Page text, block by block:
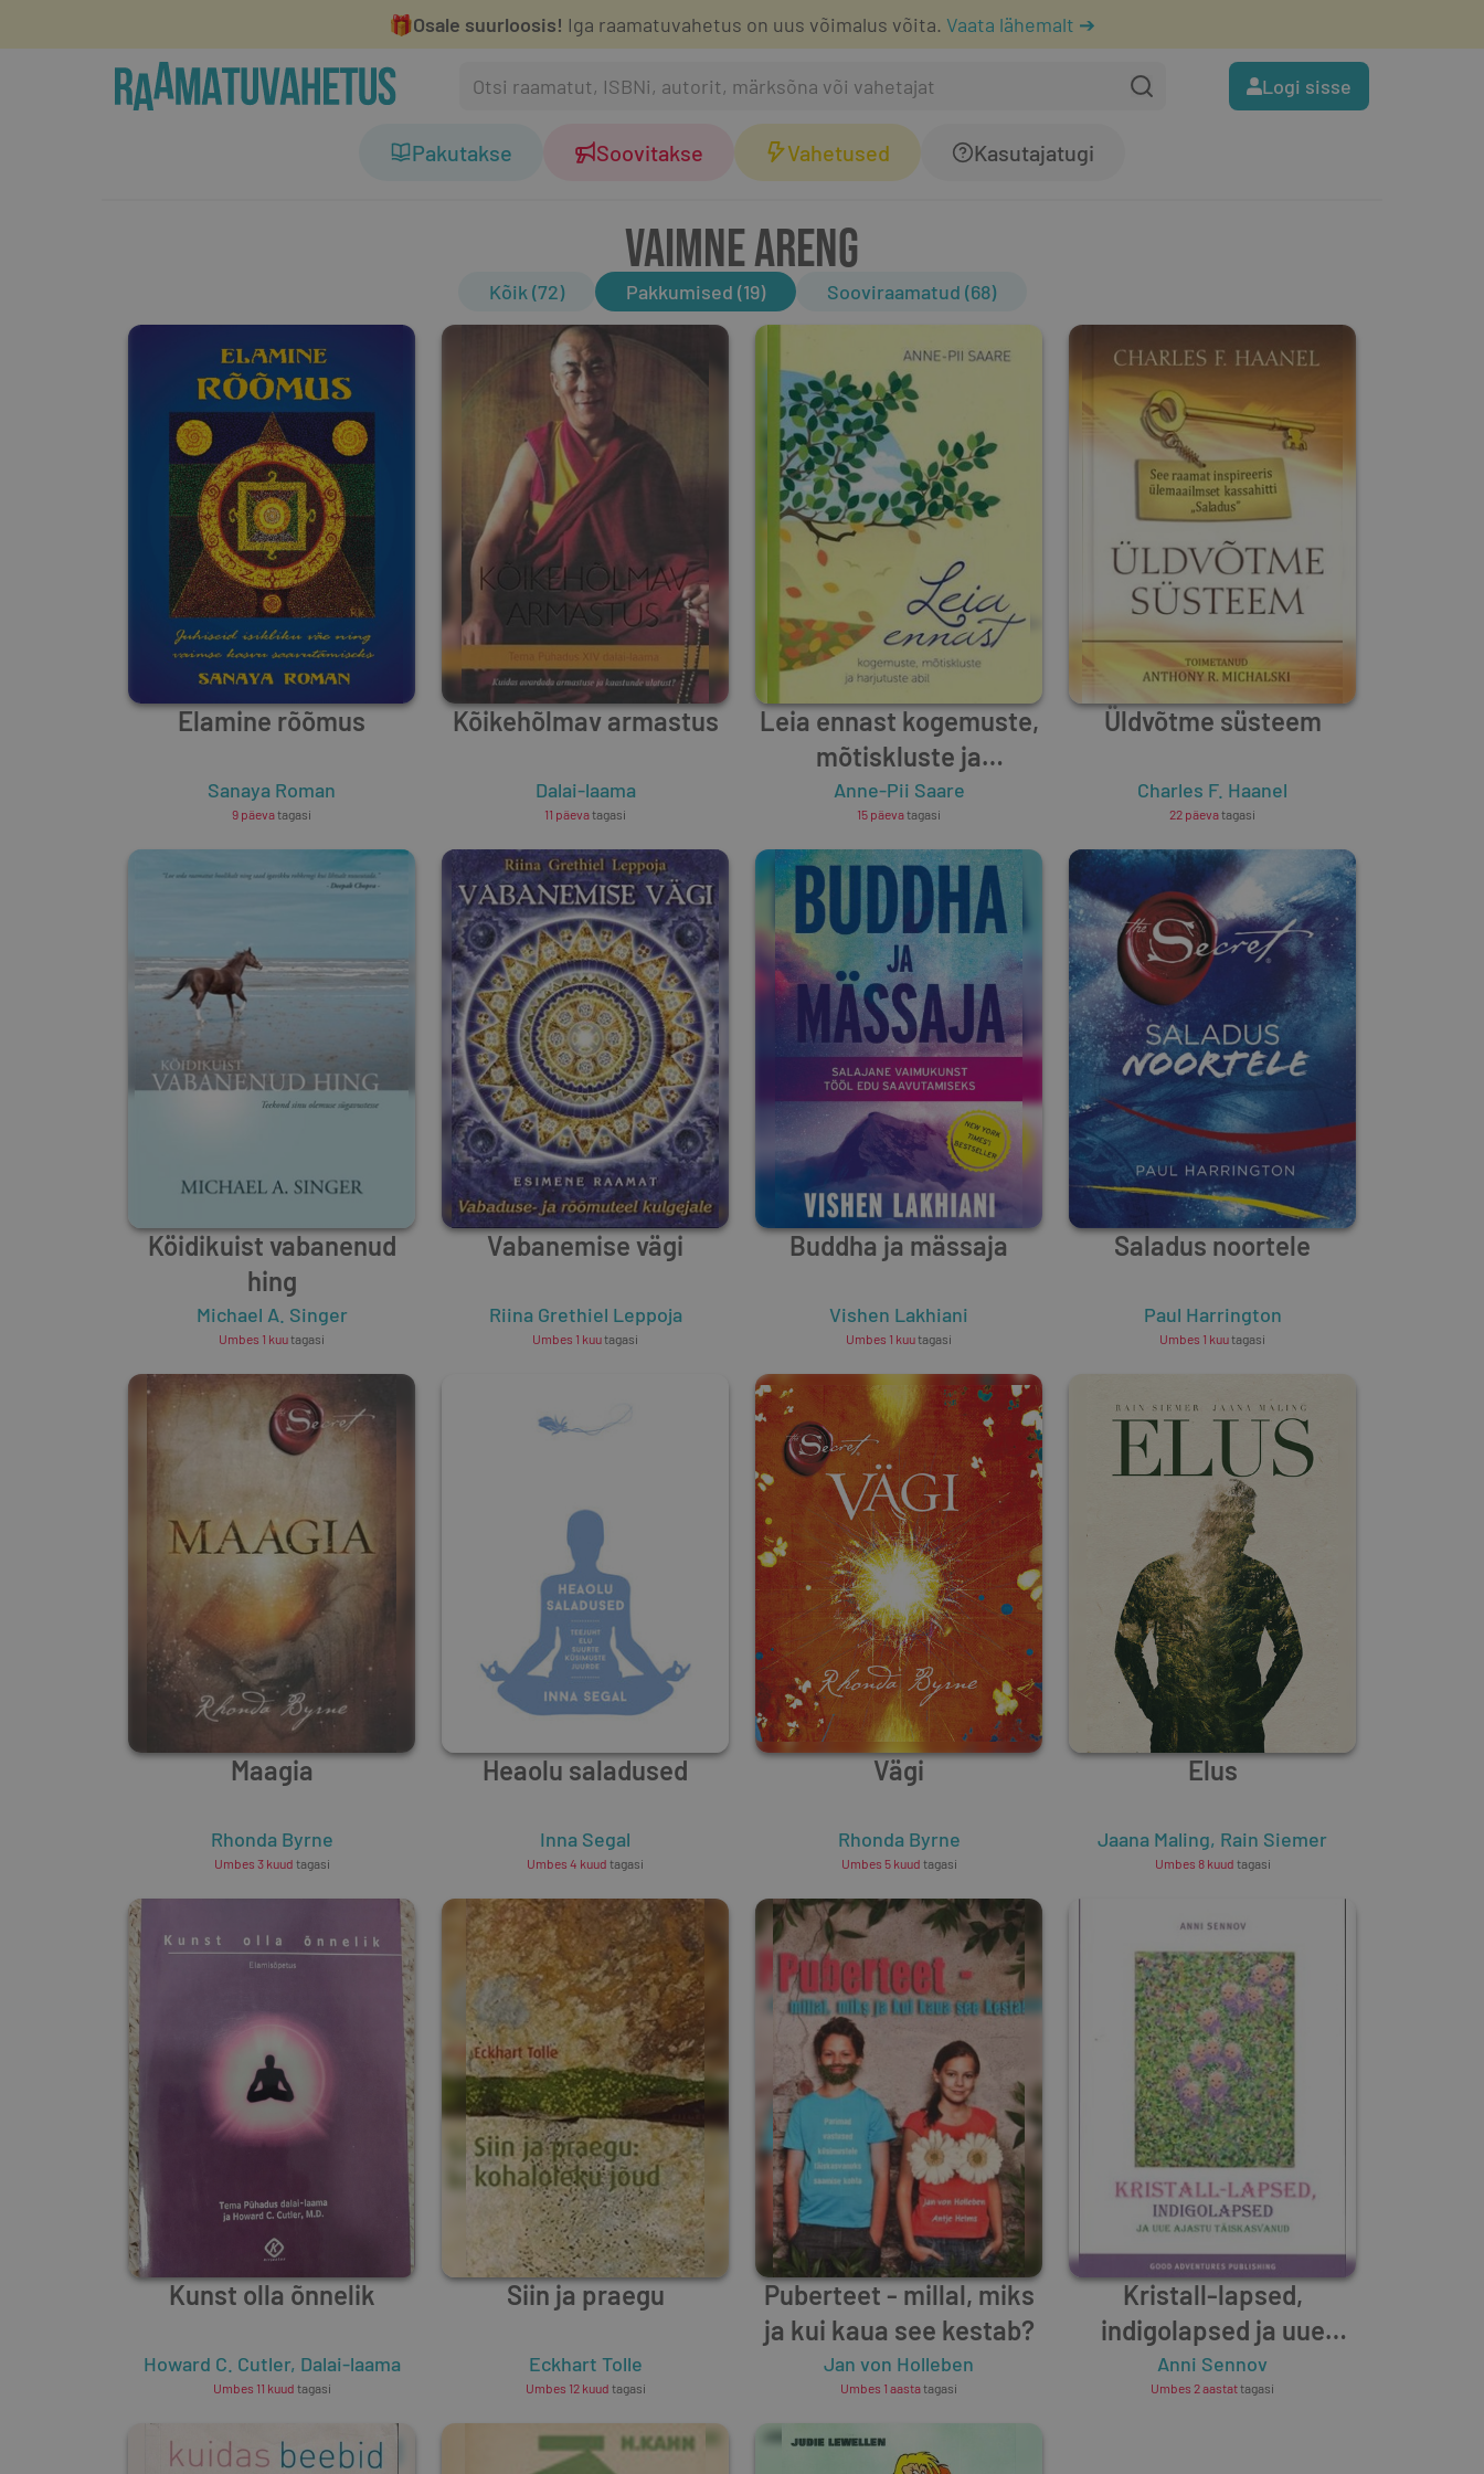
🎁Osale suurloosis! Iga raamatuvahetus on uus võimalus võita. Vaata lähemalt ➔
Logi sisse
Pakutakse Soovitakse Vahetused Kasutajatugi
VAIMNE ARENG
Kõik (72) Pakkumised (19) Sooviraamatud (68)
Elamine rõõmus
Sanaya Roman
9 päevatagasi
Kõikehõlmav armastus
Dalai-laama
11 päevatagasi
Leia ennast kogemuste,
mõtiskluste ja
harjutuste abil
Anne-Pii Saare
15 päevatagasi
Üldvõtme süsteem
Charles F. Haanel
22 päevatagasi
Köidikuist vabanenud
hing
Michael A. Singer
Umbes 1 kuutagasi
Vabanemise vägi
Riina Grethiel Leppoja
Umbes 1 kuutagasi
Buddha ja mässaja
Vishen Lakhiani
Umbes 1 kuutagasi
Saladus noortele
Paul Harrington
Umbes 1 kuutagasi
Maagia
Rhonda Byrne
Umbes 3 kuud tagasi
Heaolu saladused
Inna Segal
Umbes 4 kuud tagasi
Vägi
Rhonda Byrne
Umbes 5 kuud tagasi
Elus
Jaana Maling, Rain Siemer
Umbes 8 kuud tagasi
Kunst olla õnnelik
Howard C. Cutler, Dalai-laama
Umbes 11 kuud tagasi
Siin ja praegu
Eckhart Tolle
Umbes 12 kuud tagasi
Puberteet - millal, miks
ja kui kaua see kestab?
Jan von Holleben
Umbes 1 aastatagasi
Kristall-lapsed,
indigolapsed ja uue
ajastu täiskasvanud
Anni Sennov
Umbes 2 aastattagasi